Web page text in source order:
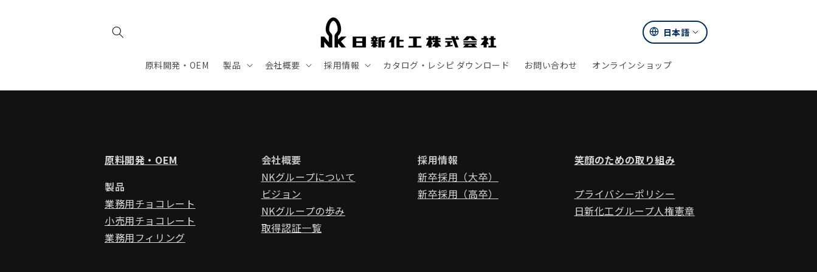
原料開発・OEM 製品 会社概要 採用情報 カタログ・レシピ ダウンロード お問い合わせ オンラインショップ
言
語
日本語
カ
ト
原料開発・OEM
製品
業務用チョコレート
小売用チョコレート
業務用フィリング
会社概要
NKグループについて
ビジョン
NKグループの歩み
取得認証一覧
採用情報
新卒採用（大卒）
新卒採用（高卒）
笑顔のための取り組み
プライバシーポリシー
日新化工グループ人権憲章